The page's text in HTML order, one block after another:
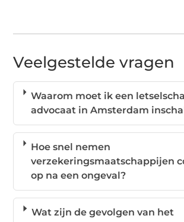
Veelgestelde vragen
Waarom moet ik een
advocaat in Amsterdam
Hoe snel nemen
verzekeringsmaatschappijen
op na een ongeval?
Wat zijn de gevolgen van het